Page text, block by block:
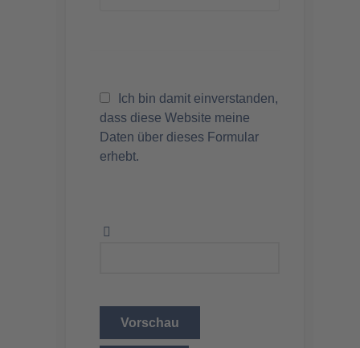
Ich bin damit einverstanden,
dass diese Website meine
Daten über dieses Formular
erhebt.
Vorschau